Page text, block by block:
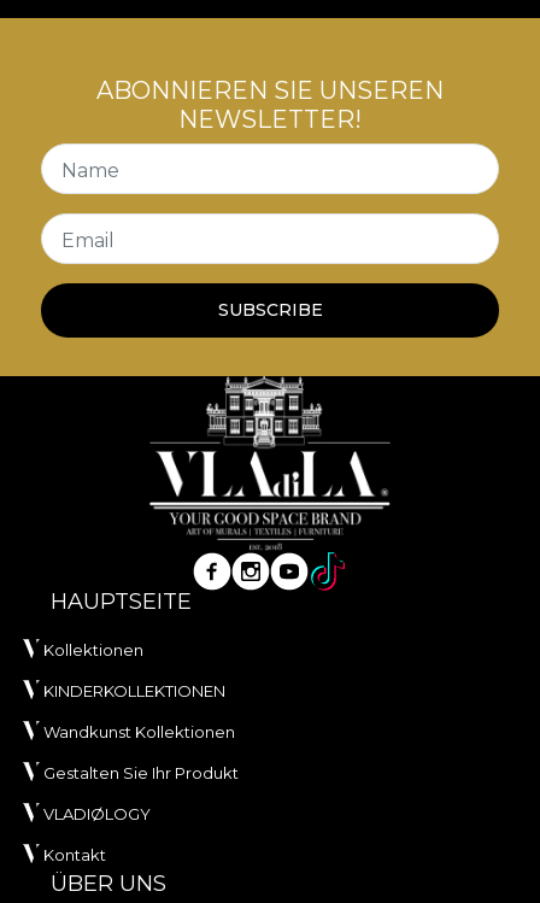
convivialitatii cu tensiuni interioare.
ABONNIEREN SIE UNSEREN
NEWSLETTER!
Name
Email
SUBSCRIBE
HAUPTSEITE
Kollektionen
KINDERKOLLEKTIONEN
Wandkunst Kollektionen
Gestalten Sie Ihr Produkt
VLADIØLOGY
Kontakt
ÜBER UNS